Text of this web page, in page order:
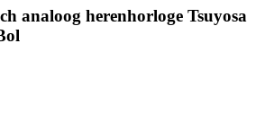
analoog herenhorloge Tsuyosa